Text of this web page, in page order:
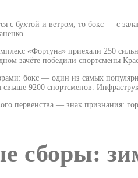
с бухтой и ветром, то бокс — с
«Фортуна» приехали 250
зачёте победили спортсмены
бокс — один из самых
свыше 9200 спортсменов.
первенства — знак признания:
сборы: